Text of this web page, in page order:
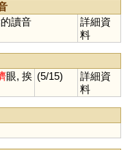
讀音
詳細資
料
眼, 挨 (5/15)
詳細資
料